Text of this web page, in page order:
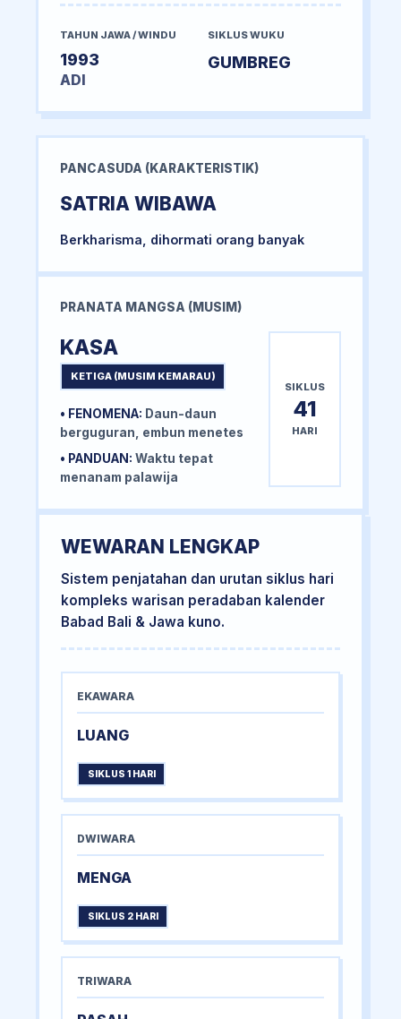
TAHUN JAWA / WINDU
1993
ADI
SIKLUS WUKU
GUMBREG
PANCASUDA (KARAKTERISTIK)
SATRIA WIBAWA
Berkharisma, dihormati orang banyak
PRANATA MANGSA (MUSIM)
KASA
KETIGA (MUSIM KEMARAU)
• FENOMENA: Daun-daun
berguguran, embun menetes
• PANDUAN: Waktu tepat
menanam palawija
SIKLUS
41
HARI
WEWARAN LENGKAP
Sistem penjatahan dan urutan siklus hari
kompleks warisan peradaban kalender
Babad Bali & Jawa kuno.
EKAWARA
LUANG
SIKLUS 1 HARI
DWIWARA
MENGA
SIKLUS 2 HARI
TRIWARA